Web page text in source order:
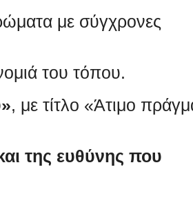
με σύγχρονες
του τόπου.
, με τίτλο «Άτιμο
της ευθύνης που